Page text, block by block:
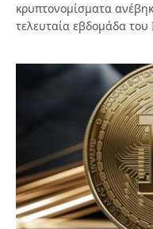
κρυπτονομίσματα
τελευταία εβδομάδα του